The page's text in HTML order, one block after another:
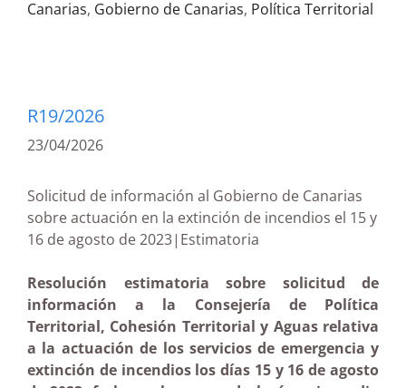
Canarias, Gobierno de Canarias, Política Territorial
R19/2026
23/04/2026
Solicitud de información al Gobierno de Canarias
sobre actuación en la extinción de incendios el 15 y
16 de agosto de 2023|Estimatoria
Resolución estimatoria sobre solicitud de
información a la Consejería de Política
Territorial, Cohesión Territorial y Aguas relativa
a la actuación de los servicios de emergencia y
extinción de incendios los días 15 y 16 de agosto